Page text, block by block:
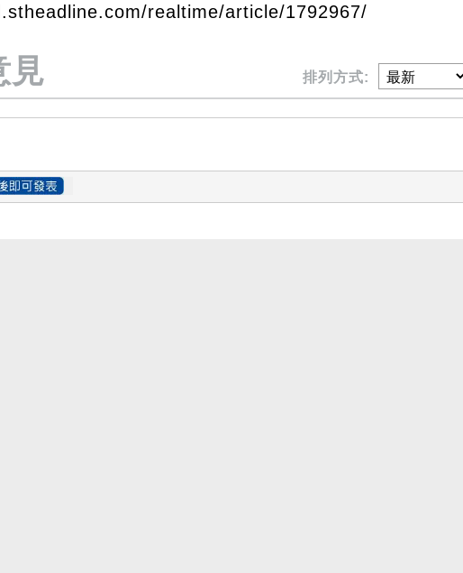
realtime/article/1792967/
見 排列方式: